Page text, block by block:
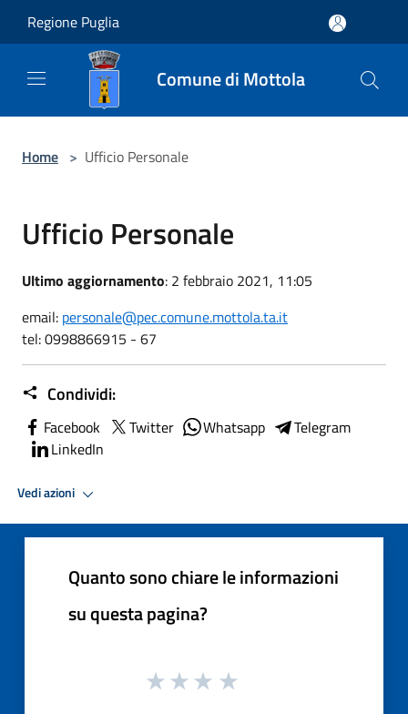
Regione Puglia
Comune di Mottola
Home > Ufficio Personale
Ufficio Personale
Ultimo aggiornamento: 2 febbraio 2021, 11:05
email: personale@pec.comune.mottola.ta.it
tel: 0998866915 - 67
Condividi:
Facebook Twitter Whatsapp
Telegram
LinkedIn
Vedi azioni
Quanto sono chiare le informazioni
su questa pagina?